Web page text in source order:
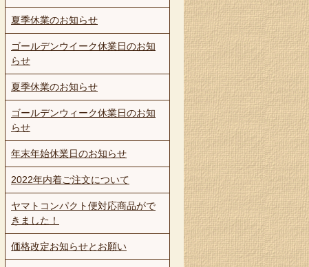
夏季休業のお知らせ
ゴールデンウイーク休業日のお知
らせ
夏季休業のお知らせ
ゴールデンウィーク休業日のお知
らせ
年末年始休業日のお知らせ
2022年内着ご注文について
ヤマトコンパクト便対応商品がで
きました！
価格改定お知らせとお願い